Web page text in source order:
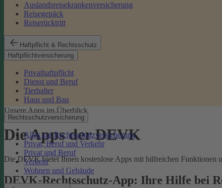
Auslandsreisekrankenversicherung
Reisegepäck
Reiserücktritt
Haftpflicht & Rechtsschutz
Haftpflichtversicherung
Privathaftpflicht
Dienst und Beruf
Tierhalter
Haus und Bau
Rechtsschutzversicherung
Alles zur Rechtsschutzversicherung
Privat, Beruf und Verkehr
Privat und Beruf
Verkehr
Wohnen und Gebäude
Unsere Apps im Überblick
Die Apps der DEVK
Die DEVK bietet Ihnen kostenlose Apps mit hilfreichen Funktionen
DEVK-Rechtsschutz-App: Ihre Hilfe bei